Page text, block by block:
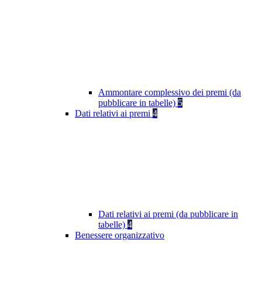
Ammontare complessivo dei premi (da
pubblicare in tabelle) 5
Dati relativi ai premi 4
Dati relativi ai premi (da pubblicare in
tabelle) 4
Benessere organizzativo